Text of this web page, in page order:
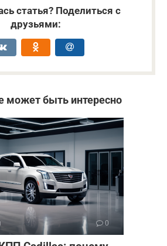
статья? Поделиться с
друзьями:
может быть интересно
0